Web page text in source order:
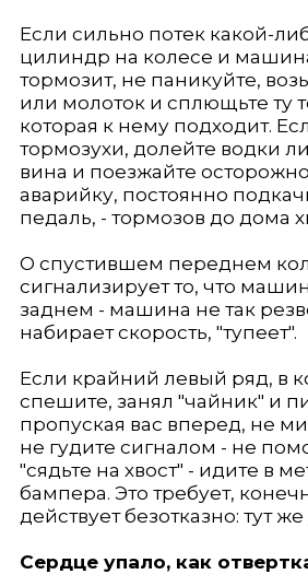
Если сильно потек какой-
цилиндр на колесе и
тормозит, не паникуйте,
или молоток и сплющьте ту
которая к нему подходит.
тормозухи, долейте водки
вина и поезжайте
аварийку, постоянно
педаль, - тормозов до дома
О спустившем переднем
сигнализирует то, что
заднем - машина не так
набирает скорость, "тупеет".
Если крайний левый ряд, в
спешите, занял "чайник" и
пропуская вас вперед, не
не гудите сигналом - не
"сядьте на хвост" - идите в
бампера. Это требует,
действует безотказно: тут
Сердце упало, как